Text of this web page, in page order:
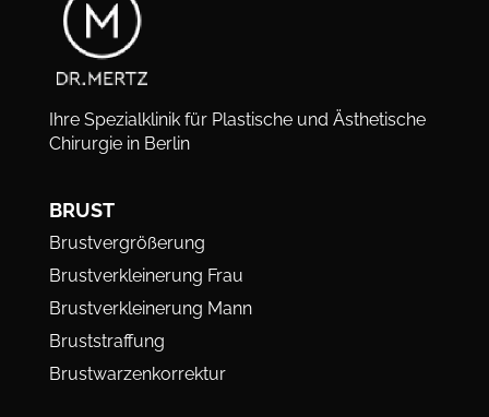
Ihre Spezialklinik für Plastische und Ästhetische
Chirurgie in Berlin
BRUST
Brustvergrößerung
Brustverkleinerung Frau
Brustverkleinerung Mann
Bruststraffung
Brustwarzenkorrektur